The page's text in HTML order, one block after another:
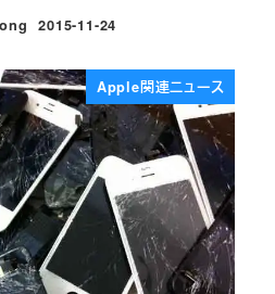
投稿日
2015-11-24
Apple関連ニュース